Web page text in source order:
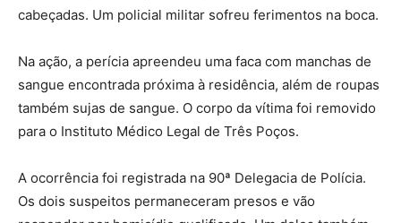
cabeçadas. Um policial militar sofreu ferimentos na boca.
Na ação, a perícia apreendeu uma faca com manchas de
sangue encontrada próxima à residência, além de roupas
também sujas de sangue. O corpo da vítima foi removido
para o Instituto Médico Legal de Três Poços.
A ocorrência foi registrada na 90ª Delegacia de Polícia.
Os dois suspeitos permaneceram presos e vão